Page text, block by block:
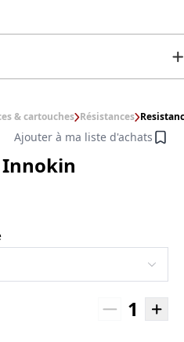
& cartouches Résistances
Ajouter à ma liste d'achats
Innokin
1